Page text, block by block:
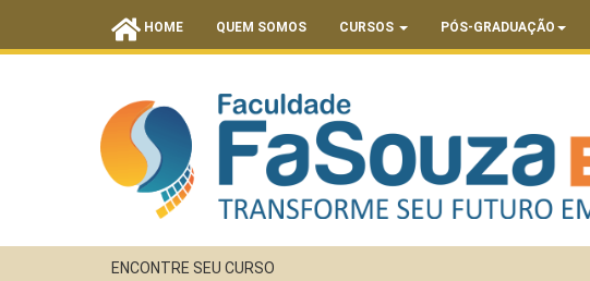
HOME QUEM SOMOS CURSOS PÓS-GRADUAÇÃO
ENCONTRE SEU CURSO